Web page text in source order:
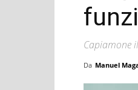
Capiamone
Da Manuel